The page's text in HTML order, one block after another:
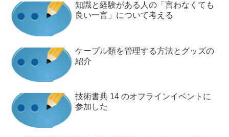
知識と経験がある人の「言わなくても
良い一言」について考える
ケーブル類を管理する方法とグッズの
紹介
技術書典 14 のオフラインイベントに
参加した